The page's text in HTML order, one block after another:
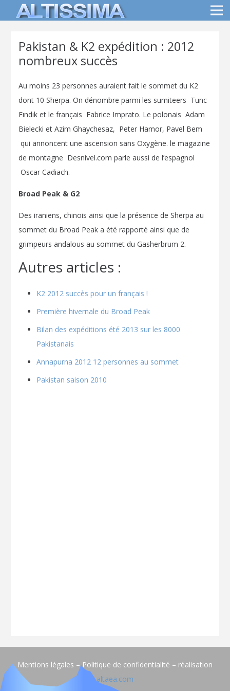
Pakistan & K2 expédition : 2012
nombreux succès
Au moins 23 personnes auraient fait le sommet du K2
dont 10 Sherpa. On dénombre parmi les sumiteers Tunc
Fındık et le français Fabrice Imprato. Le polonais Adam
Bielecki et Azim Ghaychesaz, Peter Hamor, Pavel Bem
qui annoncent une ascension sans Oxygène. le magazine
de montagne Desnivel.com parle aussi de l’espagnol
Oscar Cadiach.
Broad Peak & G2
Des iraniens, chinois ainsi que la présence de Sherpa au
sommet du Broad Peak a été rapporté ainsi que de
grimpeurs andalous au sommet du Gasherbrum 2.
Autres articles :
K2 2012 succès pour un français !
Première hivernale du Broad Peak
Bilan des expéditions été 2013 sur les 8000
Pakistanais
Annapurna 2012 12 personnes au sommet
Pakistan saison 2010
Mentions légales – Politique de confidentialité – réalisation
altaea.com